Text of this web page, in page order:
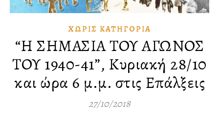
ΧΩΡΊΣ ΚΑΤΗΓΟΡΊΑ
“Η ΣΗΜΑΣΙΑ ΤΟΥ ΑΓΩΝΟΣ
ΤΟΥ 1940-41”, Κυριακή 28/10
και ώρα 6 μ.μ. στις Επάλξεις
27/10/2018